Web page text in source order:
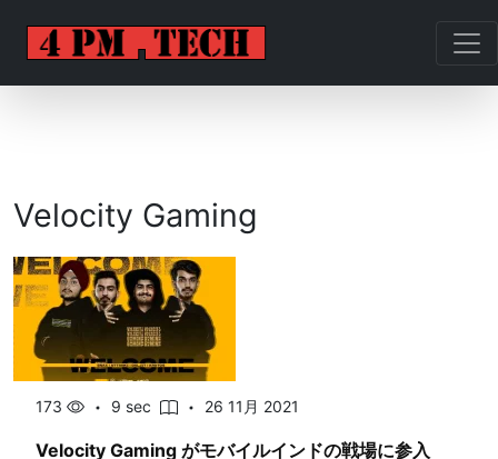
Velocity Gaming
173 9 sec 26 11月 2021
Velocity Gaming がモバイルインドの戦場に参入